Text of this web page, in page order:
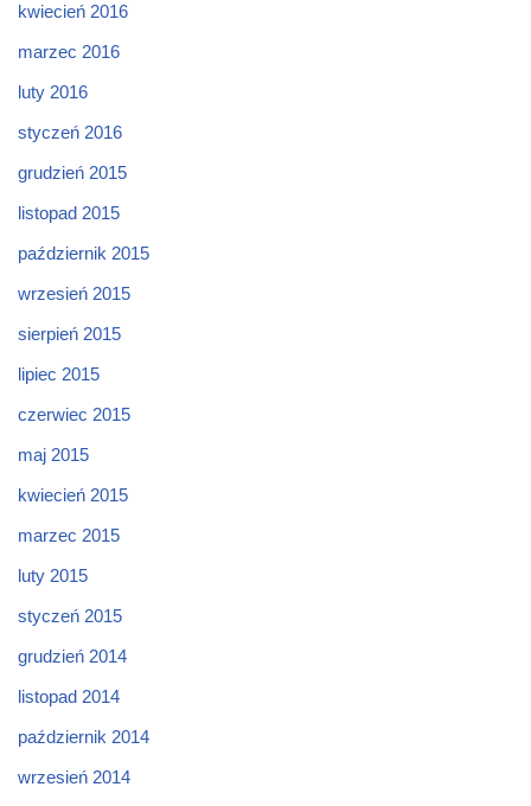
kwiecień 2016
marzec 2016
luty 2016
styczeń 2016
grudzień 2015
listopad 2015
październik 2015
wrzesień 2015
sierpień 2015
lipiec 2015
czerwiec 2015
maj 2015
kwiecień 2015
marzec 2015
luty 2015
styczeń 2015
grudzień 2014
listopad 2014
październik 2014
wrzesień 2014